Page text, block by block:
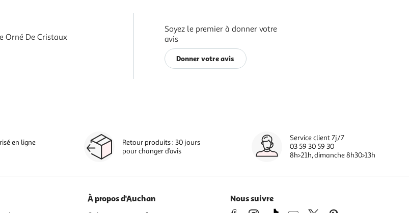
Orné De Cristaux
Soyez le premier à donner votre
avis
Donner votre avis
en ligne
Retour produits : 30 jours
pour changer d’avis
Service client 7j/7
03 59 30 59 30
8h>21h, dimanche 8h30>13h
À propos d'Auchan Nous suivre